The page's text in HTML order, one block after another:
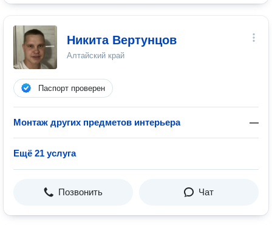
Никита Вертунцов
Алтайский край
Паспорт проверен
Монтаж других предметов интерьера —
Ещё 21 услуга
Позвонить Чат